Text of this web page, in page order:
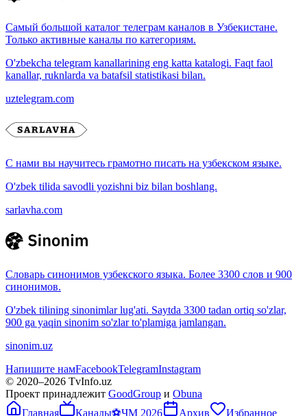
Самый большой каталог телеграм каналов в Узбекистане.
Только активные каналы по категориям.
O'zbekcha telegram kanallarining eng katta katalogi. Faqt faol
kanallar, ruknlarda va batafsil statistikasi bilan.
uztelegram.com
С нами вы научитесь грамотно писать на узбекском языке.
O'zbek tilida savodli yozishni biz bilan boshlang.
sarlavha.com
Словарь синонимов узбекского языка. Более 3300 слов и 900
синонимов.
O'zbek tilining sinonimlar lug'ati. Saytda 3300 tadan ortiq so'zlar,
900 ga yaqin sinonim so'zlar to'plamiga jamlangan.
sinonim.uz
Напишите намFacebookTelegramInstagram
© 2020–2026 TvInfo.uz
Проект принадлежит GoodGroup и Obuna
Главная
Каналы⚽ЧМ 2026 Архив Избранное